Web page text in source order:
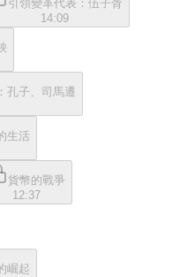
引領變革代表：伍子胥
14:09
孔子、司馬遷
生活
貨幣的戰爭
12:37
崛起